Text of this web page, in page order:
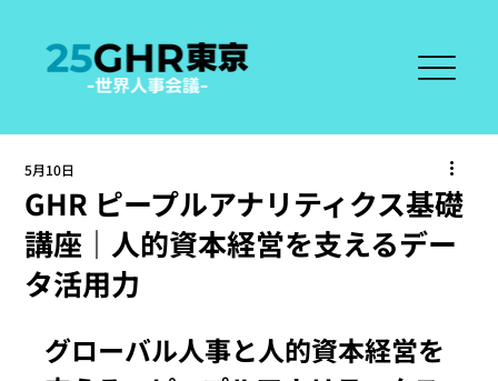
GHR ピープルアナリティクス基礎
講座｜人的資本経営を支えるデー
タ活用力
5月10日
グローバル人事と人的資本経営を